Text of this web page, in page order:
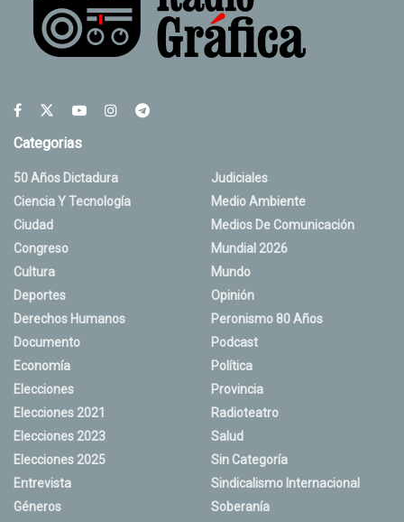
Categorias
50 Años Dictadura
Ciencia Y Tecnología
Ciudad
Congreso
Cultura
Deportes
Derechos Humanos
Documento
Economía
Elecciones
Elecciones 2021
Elecciones 2023
Elecciones 2025
Entrevista
Géneros
Judiciales
Medio Ambiente
Medios De Comunicación
Mundial 2026
Mundo
Opinión
Peronismo 80 Años
Podcast
Política
Provincia
Radioteatro
Salud
Sin Categoría
Sindicalismo Internacional
Soberanía